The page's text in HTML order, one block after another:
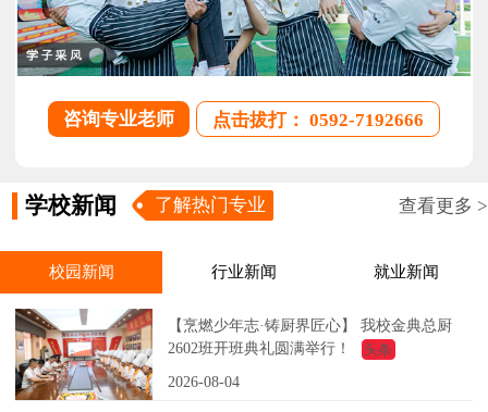
咨询专业老师 点击拔打： 0592-7192666
学校新闻 了解热门专业 查看更多 >
校园新闻 行业新闻 就业新闻
【烹燃少年志·铸厨界匠心】 我校金典总厨
2602班开班典礼圆满举行！
头条
2026-08-04